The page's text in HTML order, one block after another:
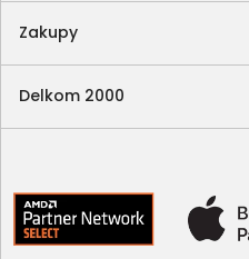
Zakupy
Delkom 2000